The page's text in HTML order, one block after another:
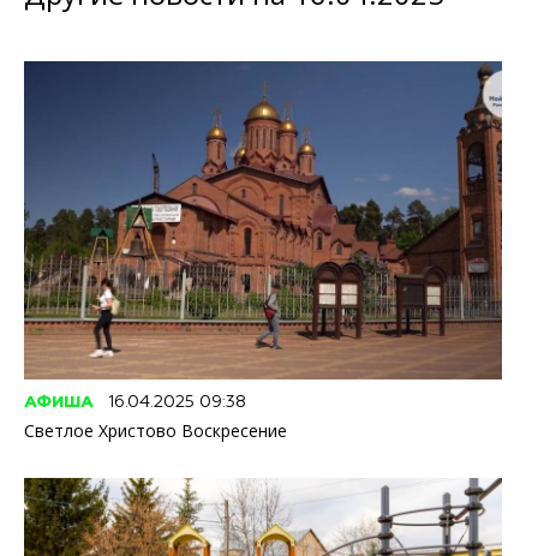
АФИША 16.04.2025 09:38
Светлое Христово Воскресение